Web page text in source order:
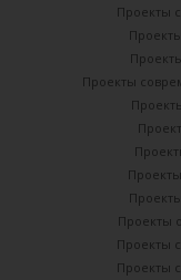
Проекты
Проекты
Проекты
Проекты
Проекты